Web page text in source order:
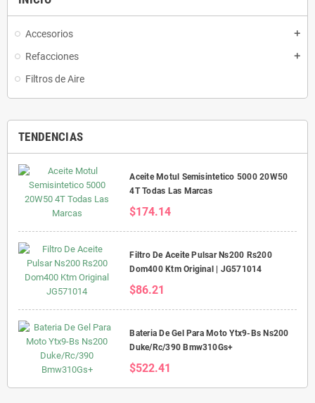
Accesorios add
Refacciones add
Filtros de Aire
TENDENCIAS
Aceite Motul Semisintetico 5000 20W50
4T Todas Las Marcas
$174.14
Filtro De Aceite Pulsar Ns200 Rs200
Dom400 Ktm Original | JG571014
$86.21
Bateria De Gel Para Moto Ytx9-Bs Ns200
Duke/Rc/390 Bmw310Gs+
$522.41